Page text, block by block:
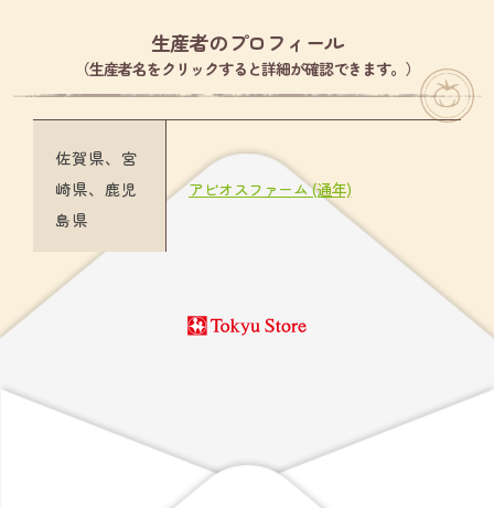
生産者のプロフィール
（生産者名をクリックすると詳細が確認できます。）
佐賀県、宮
崎県、鹿児
島県
アビオスファーム (通年)